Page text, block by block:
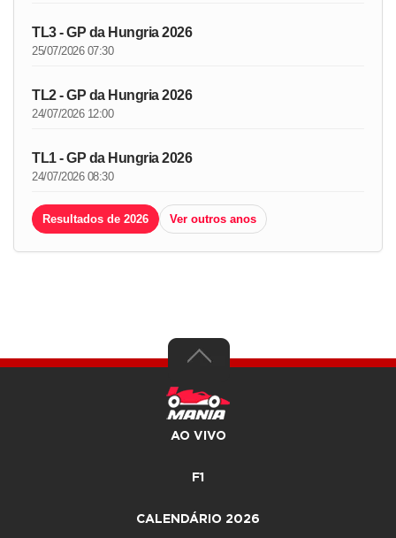
TL3 - GP da Hungria 2026
25/07/2026 07:30
TL2 - GP da Hungria 2026
24/07/2026 12:00
TL1 - GP da Hungria 2026
24/07/2026 08:30
Resultados de 2026 Ver outros anos
AO VIVO
F1
CALENDÁRIO 2026